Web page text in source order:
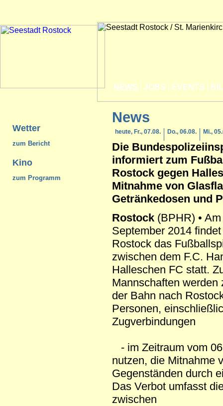
NEWS JOBS EVENTS
Wetter
zum Bericht
Kino
zum Programm
News
heute, Fr., 07.08. Do., 06.08. Mi.,
Die
informiert zum
Rostock gegen
Mitnahme von
Getränkedosen und
Rostock (BPHR) •
September 2014
Rostock das
zwischen dem F.C.
Halleschen FC statt.
Mannschaften werden
der Bahn nach
Personen,
Zugverbindungen
- im Zeitraum vom
nutzen, die Mitnahme
Gegenständen durch
Das Verbot umfasst
zwischen